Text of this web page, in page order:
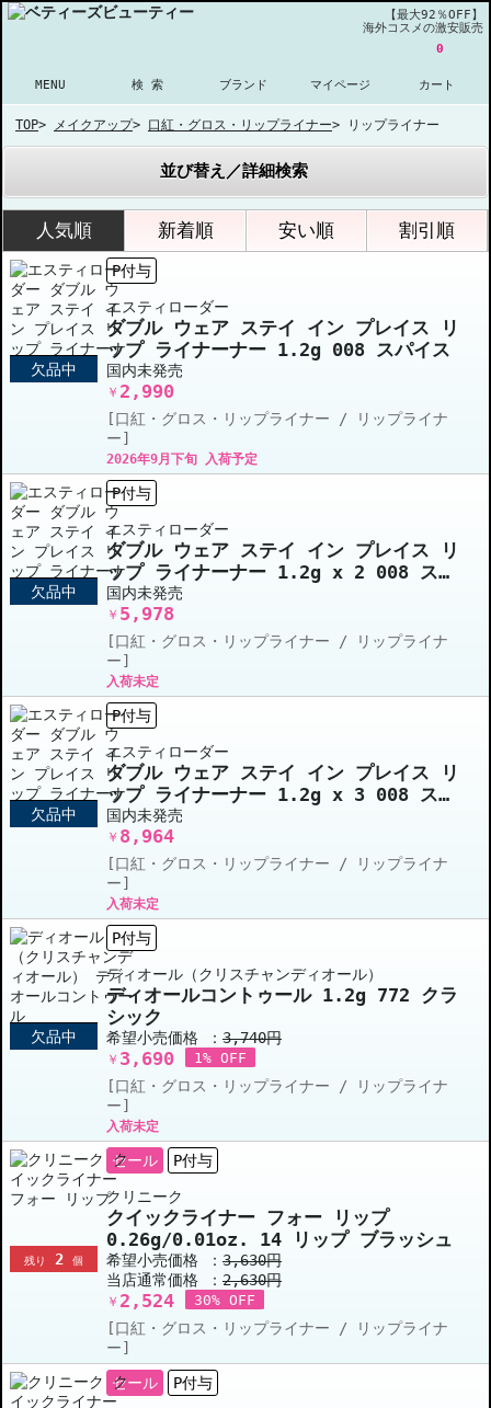
【最大92％OFF】
海外コスメの激安販売
MENU 検 索 ブランド マイページ
0
カート
TOP> メイクアップ> 口紅・グロス・リップライナー> リップライナー
並び替え／詳細検索
人気順 新着順 安い順 割引順
欠品中
P付与
エスティローダー
ダブル ウェア ステイ イン プレイス リ
ップ ライナーナー 1.2g 008 スパイス
国内未発売
￥ 2,990
[口紅・グロス・リップライナー / リップライナ
ー]
2026年9月下旬 入荷予定
欠品中
P付与
エスティローダー
ダブル ウェア ステイ イン プレイス リ
ップ ライナーナー 1.2g x 2 008 スパ
イス
国内未発売
￥ 5,978
[口紅・グロス・リップライナー / リップライナ
ー]
入荷未定
欠品中
P付与
エスティローダー
ダブル ウェア ステイ イン プレイス リ
ップ ライナーナー 1.2g x 3 008 スパ
イス
国内未発売
￥ 8,964
[口紅・グロス・リップライナー / リップライナ
ー]
入荷未定
欠品中
P付与
ディオール（クリスチャンディオール）
ディオールコントゥール 1.2g 772 クラ
シック
希望小売価格 ： 3,740円
￥ 3,690 1% OFF
[口紅・グロス・リップライナー / リップライナ
ー]
入荷未定
残り 2 個
セール P付与
クリニーク
クイックライナー フォー リップ
0.26g/0.01oz. 14 リップ ブラッシュ
希望小売価格 ： 3,630円
当店通常価格 ： 2,630円
￥ 2,524 30% OFF
[口紅・グロス・リップライナー / リップライナ
ー]
セール P付与